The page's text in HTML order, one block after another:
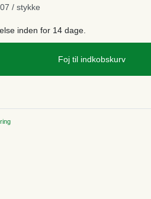
/ stykke
inden for 14 dage.
Foj til indkobskurv